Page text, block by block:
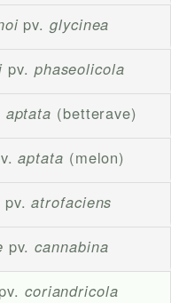
pv.glycinea
pv. phaseolicola
aptata (betterave)
aptata (melon)
pv. atrofaciens
pv. cannabina
pv. coriandricola